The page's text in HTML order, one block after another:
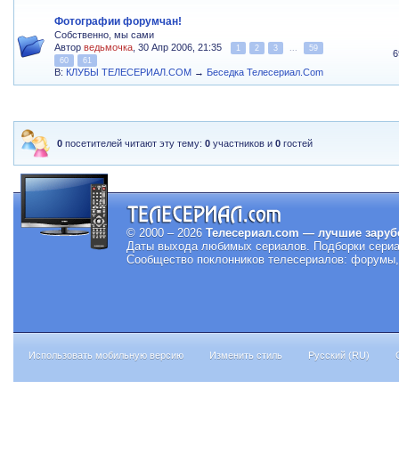
Фотографии форумчан!
Собственно, мы сами
Авторведьмочка, 30 Апр 2006, 21:35 1 2 3 ...
59
60
61
В: КЛУБЫ ТЕЛЕСЕРИАЛ.COM → Беседка Телесериал.Com
0 посетителей читают эту тему:0 участников и0 гостей
© 2000 – 2026 Телесериал.com — лучшие
Даты выхода любимых сериалов. Подборки
Сообщество поклонников телесериалов:
Использовать мобильную версию Изменить стиль Русский (RU)